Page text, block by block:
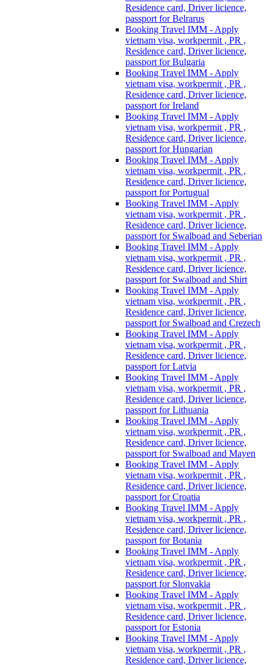
Residence card, Driver licience,
passport for Belrarus
Booking Travel IMM - Apply
vietnam visa, workpermit , PR ,
Residence card, Driver licience,
passport for Bulgaria
Booking Travel IMM - Apply
vietnam visa, workpermit , PR ,
Residence card, Driver licience,
passport for Ireland
Booking Travel IMM - Apply
vietnam visa, workpermit , PR ,
Residence card, Driver licience,
passport for Hungarian
Booking Travel IMM - Apply
vietnam visa, workpermit , PR ,
Residence card, Driver licience,
passport for Portugual
Booking Travel IMM - Apply
vietnam visa, workpermit , PR ,
Residence card, Driver licience,
passport for Swalboad and Seberian
Booking Travel IMM - Apply
vietnam visa, workpermit , PR ,
Residence card, Driver licience,
passport for Swalboad and Shirt
Booking Travel IMM - Apply
vietnam visa, workpermit , PR ,
Residence card, Driver licience,
passport for Swalboad and Crezech
Booking Travel IMM - Apply
vietnam visa, workpermit , PR ,
Residence card, Driver licience,
passport for Latvia
Booking Travel IMM - Apply
vietnam visa, workpermit , PR ,
Residence card, Driver licience,
passport for Lithuania
Booking Travel IMM - Apply
vietnam visa, workpermit , PR ,
Residence card, Driver licience,
passport for Swalboad and Mayen
Booking Travel IMM - Apply
vietnam visa, workpermit , PR ,
Residence card, Driver licience,
passport for Croatia
Booking Travel IMM - Apply
vietnam visa, workpermit , PR ,
Residence card, Driver licience,
passport for Botania
Booking Travel IMM - Apply
vietnam visa, workpermit , PR ,
Residence card, Driver licience,
passport for Slonvakia
Booking Travel IMM - Apply
vietnam visa, workpermit , PR ,
Residence card, Driver licience,
passport for Estonia
Booking Travel IMM - Apply
vietnam visa, workpermit , PR ,
Residence card, Driver licience,